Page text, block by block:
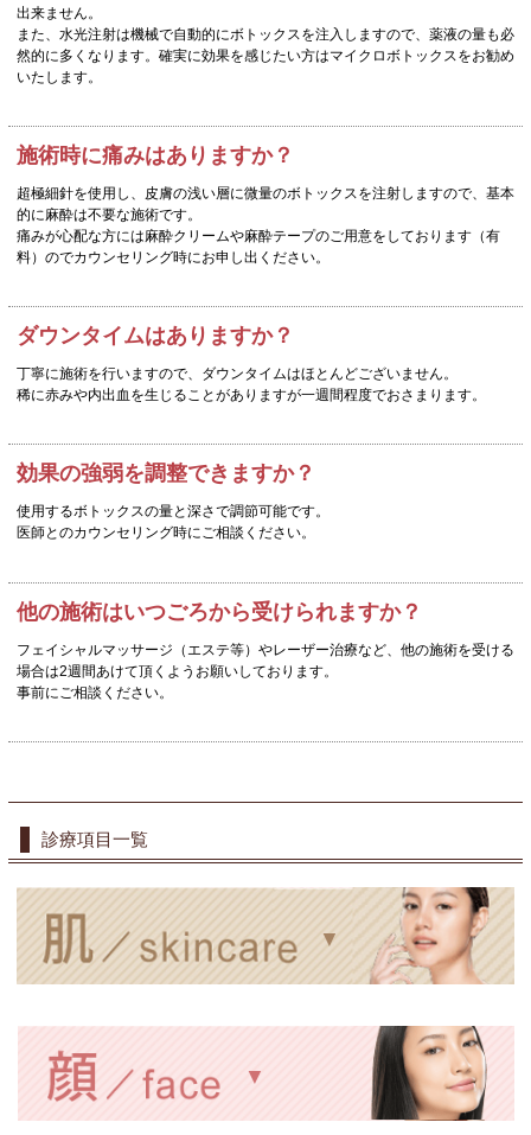
出来ません。
また、水光注射は機械で自動的にボトックスを注入しますので、薬液の量も必
然的に多くなります。確実に効果を感じたい方はマイクロボトックスをお勧め
いたします。
施術時に痛みはありますか？
超極細針を使用し、皮膚の浅い層に微量のボトックスを注射しますので、基本
的に麻酔は不要な施術です。
痛みが心配な方には麻酔クリームや麻酔テープのご用意をしております（有
料）のでカウンセリング時にお申し出ください。
ダウンタイムはありますか？
丁寧に施術を行いますので、ダウンタイムはほとんどございません。
稀に赤みや内出血を生じることがありますが一週間程度でおさまります。
効果の強弱を調整できますか？
使用するボトックスの量と深さで調節可能です。
医師とのカウンセリング時にご相談ください。
他の施術はいつごろから受けられますか？
フェイシャルマッサージ（エステ等）やレーザー治療など、他の施術を受ける
場合は2週間あけて頂くようお願いしております。
事前にご相談ください。
診療項目一覧